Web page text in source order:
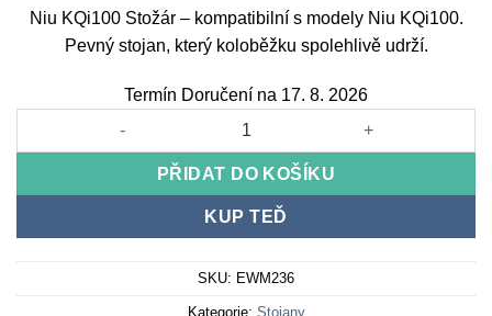
Niu KQi100 Stožár – kompatibilní s modely Niu KQi100.
Pevný stojan, který koloběžku spolehlivě udrží.
Termín Doručení na 17. 8. 2026
PŘIDAT DO KOŠÍKU
KUP TEĎ
SKU: EWM236
Kategorie: Stojany